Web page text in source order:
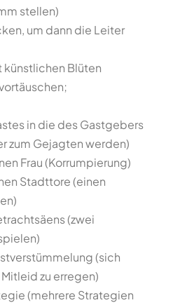
stellen)
um dann die Leiter
künstlichen Blüten
in die des Gastgebers
zum Gejagten werden)
Frau (Korrumpierung)
Stadttore (einen
(zwei
(sich
zu erregen)
(mehrere Strategien